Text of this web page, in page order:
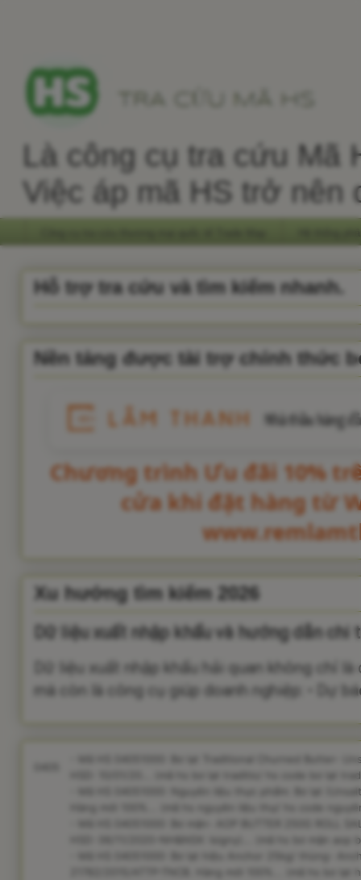
Là công cụ tra cứu Mã
Việc áp mã HS trở nên
Hỗ trợ tra cứu và tìm kiếm nhanh.
Nền tảng được tài trợ chính thức
Chương trình Ưu đãi 10%
cửa khi đặt hàng từ
Xu hướng tìm kiếm 2026
Dữ liệu xuất nhập khẩu và hướng dẫn
Dữ liệu xuất nhập khẩu hải quan không chỉ
mà còn là công cụ giúp doanh nghiệp: • Dự
- Mã HS 04051000: Bơ lạt Traditional Churned Butter-
HSD: 10/01/20... (mã hs bơ lạt traditio/ hs code bơ lạt
- Mã HS 04051000: Nguyên liệu thực phẩm: Bơ lạt
Hàng mới 100%... (mã hs nguyên liệu thự/ hs code
- Mã HS 04051000: Bơ mặn- AOP BUTTER 250G ROLL
HSD: 06/11/2020-NH&NSX: Isigny)... (mã hs bơ mặn
- Mã HS 04051000: Bơ lạt hiệu Anchor 25kg/ thùng-
21782/2015/ATTP-TNCB. Hàng mới 100%... (mã hs bơ